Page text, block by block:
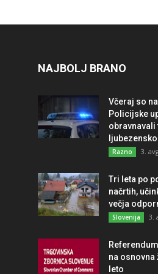
NAJBOLJ BRANO
Včeraj so
Policijske
obravnavali
Razno 3.
Tri leta po
načrtih,
večja
Slovenija 3.
na osnovna
leto